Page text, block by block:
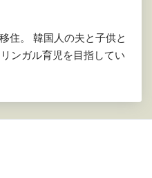
住。 韓国人の夫と子供と
ンガル育児を目指してい